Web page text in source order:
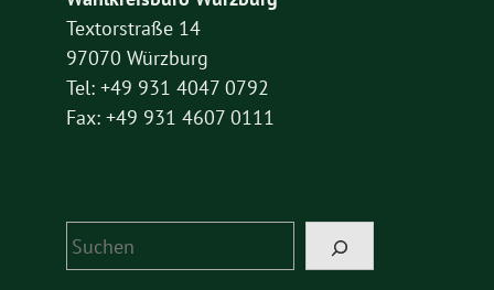
Textorstraße 14
97070 Würzburg
Tel: +49 931 4047 0792
Fax: +49 931 4607 0111
Suchen